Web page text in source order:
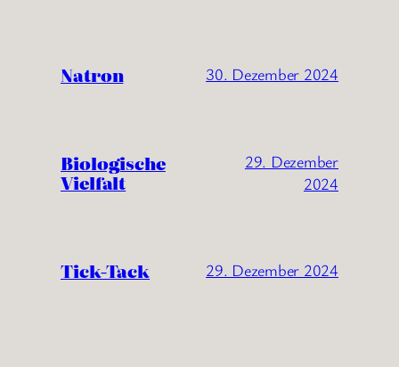
Natron 30. Dezember 2024
Biologische
Vielfalt
29. Dezember
2024
Tick-Tack 29. Dezember 2024